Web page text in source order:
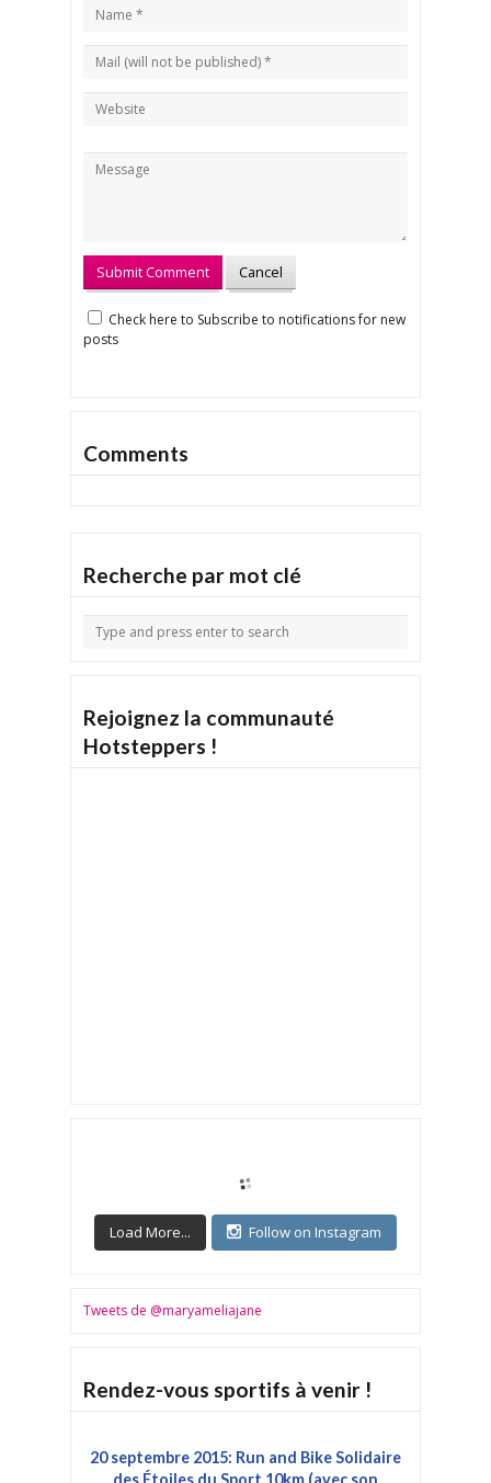
Check here to Subscribe to notifications for new
posts
Comments
Recherche par mot clé
Rejoignez la communauté
Hotsteppers !
Load More... Follow on Instagram
Tweets de @maryameliajane
Rendez-vous sportifs à venir !
20 septembre 2015: Run and Bike Solidaire
des Étoiles du Sport 10km (avec son